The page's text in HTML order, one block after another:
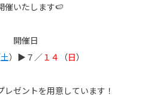
催いたします🍉
開催日
土）▶７／１４ （日）
ゼントを用意しています！